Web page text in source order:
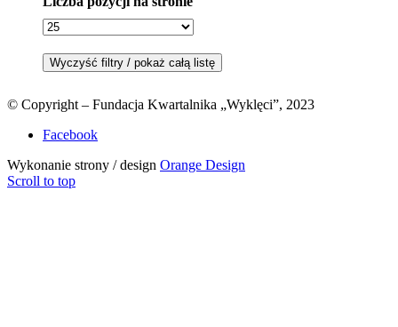
© Copyright – Fundacja Kwartalnika „Wyklęci”, 2023
Facebook
Wykonanie strony / design Orange Design
Scroll to top